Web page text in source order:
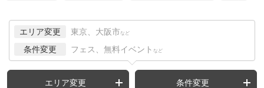
エリア変更 東京、大阪市 など
条件変更 フェス、無料イベント など
エリア変更 条件変更